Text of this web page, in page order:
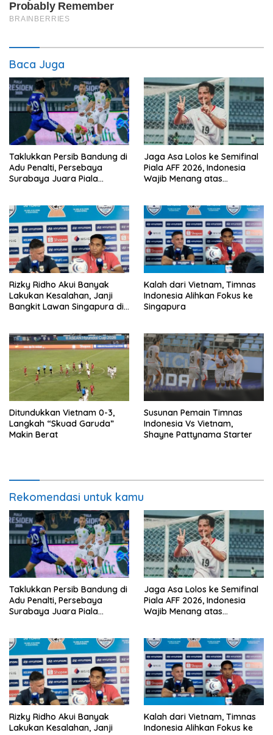
Baca Juga
Taklukkan Persib Bandung di
Adu Penalti, Persebaya
Surabaya Juara Piala
Jaga Asa Lolos ke Semifinal
Piala AFF 2026, Indonesia
Wajib Menang atas
Rizky Ridho Akui Banyak
Lakukan Kesalahan, Janji
Bangkit Lawan Singapura di
Kalah dari Vietnam, Timnas
Indonesia Alihkan Fokus ke
Singapura
Ditundukkan Vietnam 0-3,
Langkah “Skuad Garuda”
Makin Berat
Susunan Pemain Timnas
Indonesia Vs Vietnam,
Shayne Pattynama Starter
Rekomendasi untuk kamu
Taklukkan Persib Bandung di
Adu Penalti, Persebaya
Surabaya Juara Piala
Jaga Asa Lolos ke Semifinal
Piala AFF 2026, Indonesia
Wajib Menang atas
Rizky Ridho Akui Banyak
Lakukan Kesalahan, Janji
Kalah dari Vietnam, Timnas
Indonesia Alihkan Fokus ke